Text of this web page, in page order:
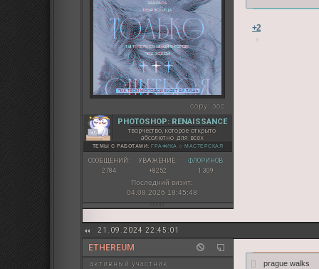
copy: эос
PHOTOSHOP: RENAISSANCE
творчество, которое открыто
абсолютно для всех
ТЕМЫ С РАБОТАМИ: ГРАФИКА ◇ МАСТЕРСКАЯ
СООБЩЕНИЙ:
2784
УВАЖЕНИЕ:
+8252
ФЛОРИНОВ:
1 309
Последний визит:
04.08.2026 18:45:48
+2
21.09.2024 22:45:01
ETHEREUM
активный участник
prague walks